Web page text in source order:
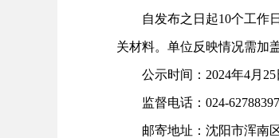
自发布之日起10个工作日
关材料。单位反映情况需加
公示时间：2024年4月25
监督电话：024-62788397
邮寄地址：沈阳市浑南区